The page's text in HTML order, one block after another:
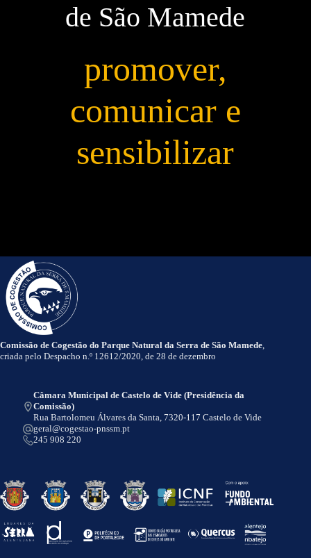
de São Mamede
promover,
comunicar e
sensibilizar
Comissão de Cogestão do Parque Natural da Serra de São Mamede,
criada pelo Despacho n.º 12612/2020, de 28 de dezembro
Câmara Municipal de Castelo de Vide (Presidência da
Comissão)
Rua Bartolomeu Álvares da Santa, 7320-117 Castelo de Vide
geral@cogestao-pnssm.pt
245 908 220